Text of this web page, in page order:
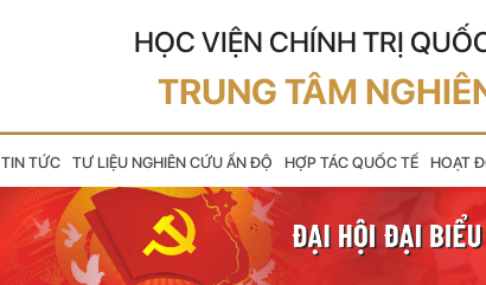
HỌC VIỆN CHÍNH TRỊ
TRUNG TÂM
TIN TỨC TƯ LIỆU NGHIÊN CỨU ẤN ĐỘ HỢP TÁC QUỐC TẾ HOẠT